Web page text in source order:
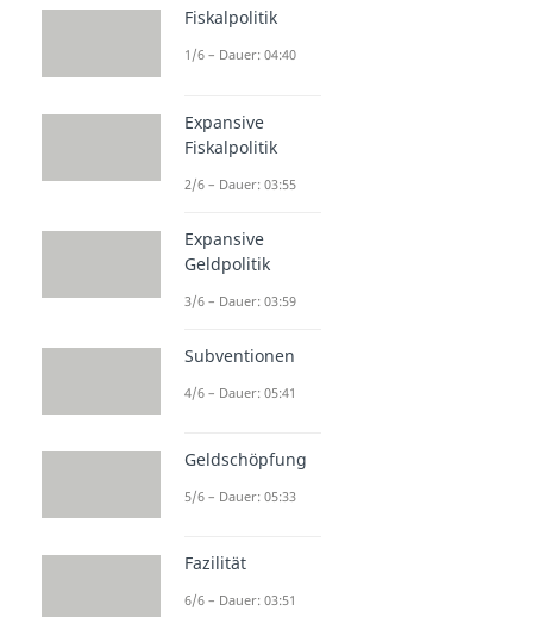
Fiskalpolitik
1/6 – Dauer: 04:40
Expansive
Fiskalpolitik
2/6 – Dauer: 03:55
Expansive
Geldpolitik
3/6 – Dauer: 03:59
Subventionen
4/6 – Dauer: 05:41
Geldschöpfung
5/6 – Dauer: 05:33
Fazilität
6/6 – Dauer: 03:51